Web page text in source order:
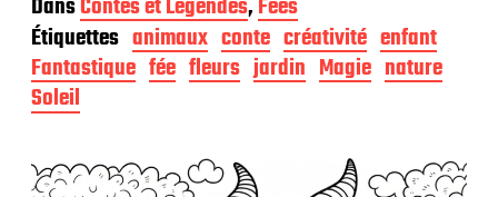
t
e
d
e
p
l
DansContes et Légendes,Fées
Étiquettes animaux conte créativité enfant
Fantastique fée fleurs jardin Magie nature
Soleil